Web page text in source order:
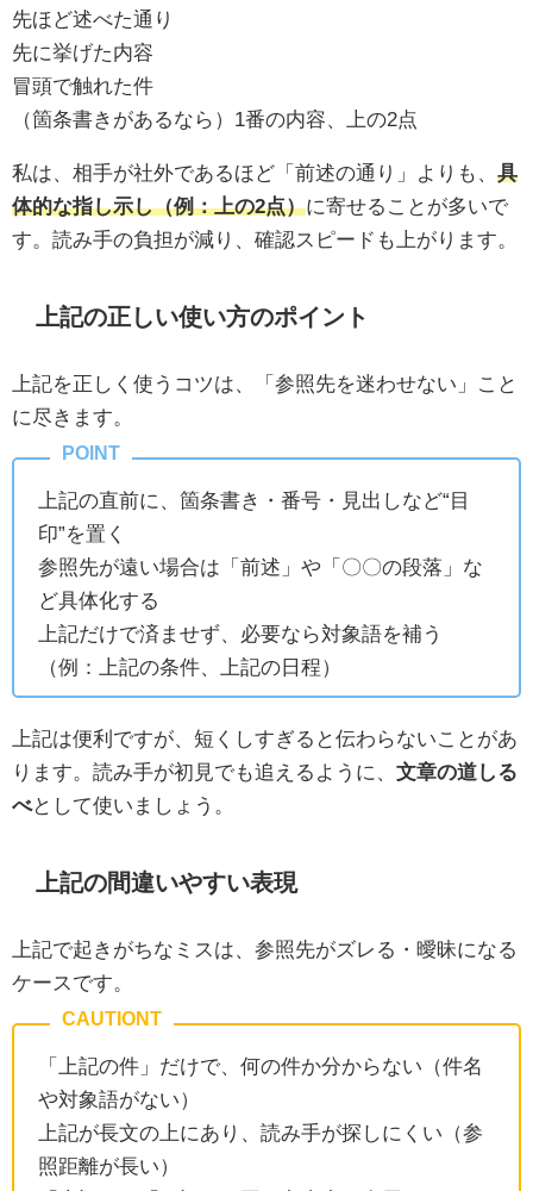
先ほど述べた通り
先に挙げた内容
冒頭で触れた件
（箇条書きがあるなら）1番の内容、上の2点
私は、相手が社外であるほど「前述の通り」よりも、 具
体的な指し示し（例：上の2点）に寄せることが多いで
す。読み手の負担が減り、確認スピードも上がります。
上記の正しい使い方のポイント
上記を正しく使うコツは、「参照先を迷わせない」こと
に尽きます。
上記の直前に、箇条書き・番号・見出しなど“目
印”を置く
参照先が遠い場合は「前述」や「〇〇の段落」な
ど具体化する
上記だけで済ませず、必要なら対象語を補う
（例：上記の条件、上記の日程）
上記は便利ですが、短くしすぎると伝わらないことがあ
ります。読み手が初見でも追えるように、 文章の道しる
べとして使いましょう。
上記の間違いやすい表現
上記で起きがちなミスは、参照先がズレる・曖昧になる
ケースです。
「上記の件」だけで、何の件か分からない（件名
や対象語がない）
上記が長文の上にあり、読み手が探しにくい（参
照距離が長い）